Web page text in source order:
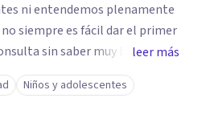
ni entendemos plenamente
siempre es fácil dar el primer
sin saber muy bien qué
no anda bien pero sin poder
acompañarte en ese proceso,
para que lo que hoy te pesa
leer más
Niños y adolescentes